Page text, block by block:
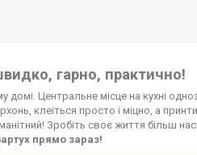
гарно, практично!
Центральне місце на кухні
клеїться просто і міцно, а
Зробіть своє життя більш
прямо зараз!